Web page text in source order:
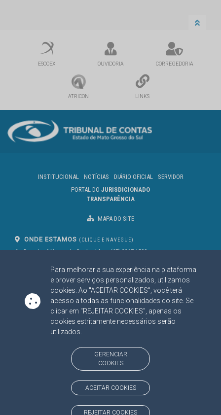
Para melhorar a sua experiência na plataforma
e prover serviços personalizados, utilizamos
cookies. Ao "ACEITAR COOKIES", você terá
acesso a todas as funcionalidades do site. Se
clicar em "REJEITAR COOKIES", apenas os
cookies estritamente necessários serão
utilizados.
GERENCIAR
COOKIES
ACEITAR COOKIES
REJEITAR COOKIES
ESCOEX OUVIDORIA CORREGEDORIA
ATRICON LINKS
INSTITUCIONAL NOTÍCIAS DIÁRIO OFICIAL
SERVIDOR
PORTAL DO JURISDICIONADO
TRANSPARÊNCIA
MAPA DO SITE
ONDE ESTAMOS (CLIQUE E NAVEGUE)
Av. Des. José Nunes da Cunha, bloco
Campo Grande/MS
CEP: 79031-310
(67) 3317-1500
SIGA NOSSAS REDES SOCIAIS
Linked InYoutube
Facebook
X
BAIXE NOSSO APLICATIVO
https://www.tce.ms.gov.br